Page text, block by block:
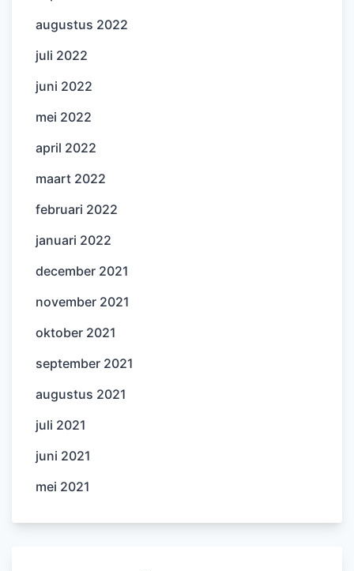
augustus 2022
juli 2022
juni 2022
mei 2022
april 2022
maart 2022
februari 2022
januari 2022
december 2021
november 2021
oktober 2021
september 2021
augustus 2021
juli 2021
juni 2021
mei 2021